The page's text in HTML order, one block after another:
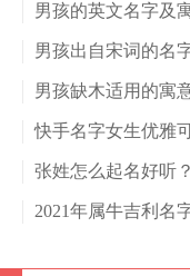
男孩的英文名字及
男孩出自宋词的名
男孩缺木适用的寓
快手名字女生优雅
张姓怎么起名好听
2021年属牛吉利名